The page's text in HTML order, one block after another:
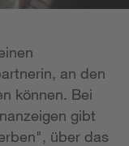
an den
können. Bei
gibt
über das